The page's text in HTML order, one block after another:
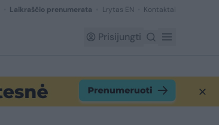
Laikraščio prenumerata Lrytas EN Kontaktai
Prisijungti